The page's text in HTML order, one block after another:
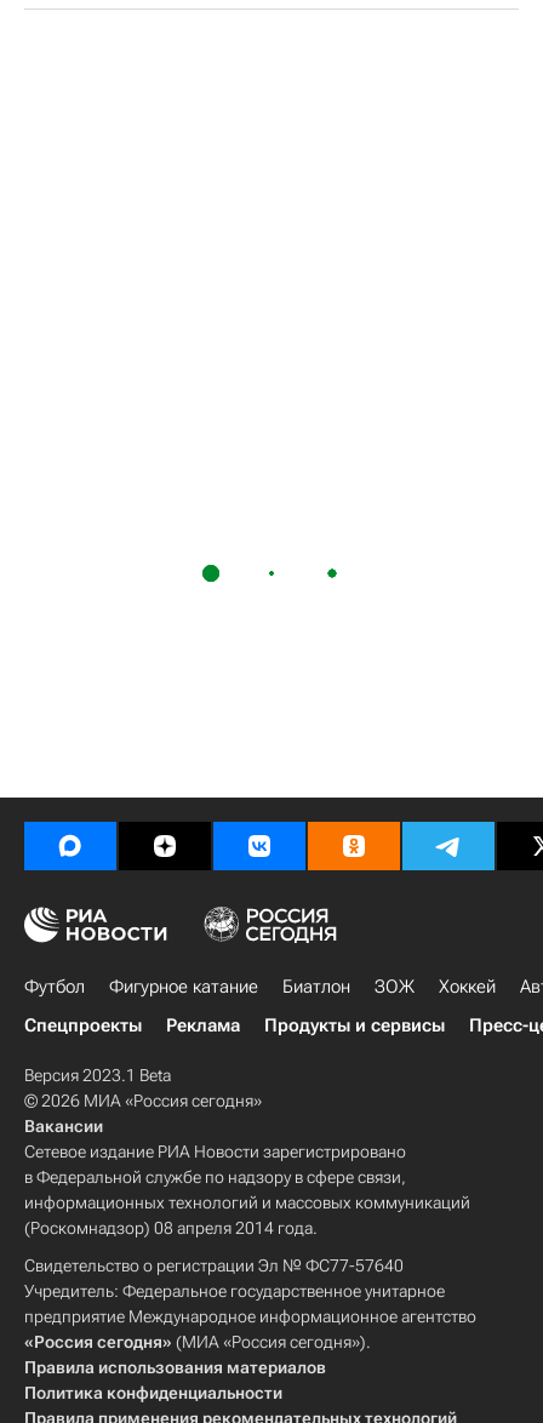
Футбол Фигурное катание Биатлон ЗОЖ Хоккей
Спецпроекты
Реклама Продукты и сервисы Пресс-
Версия 2023.1 Beta
© 2026 МИА «Россия сегодня»
Вакансии
Сетевое издание РИА Новости зарегистрировано
в Федеральной службе по надзору в сфере связи,
информационных технологий и массовых коммуникаций
(Роскомнадзор) 08 апреля 2014 года.
Свидетельство о регистрации Эл № ФС77-57640
Учредитель: Федеральное государственное унитарное
предприятие Международное информационное агентство
«Россия сегодня» (МИА «Россия сегодня»).
Правила использования материалов
Политика конфиденциальности
Правила применения рекомендательных технологий